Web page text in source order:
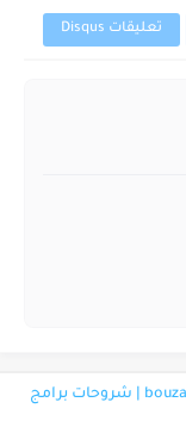
تعليقات Disqus
عثمان بوزلماط - bouzalmat | شروحات برامج